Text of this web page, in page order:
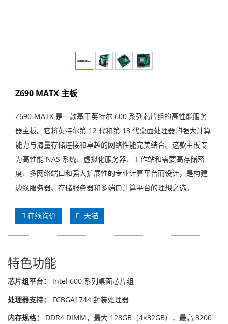
Z690 MATX 主板
Z690-MATX 是一款基于英特尔 600 系列芯片组的高性能服务
器主板。它将英特尔第 12 代和第 13 代桌面处理器的强大计算
能力与海量存储连接和卓越的网络性能完美结合。这款主板专
为高性能 NAS 系统、虚拟化服务器、工作站和需要高存储密
度、多网络端口和强大扩展性的专业计算平台而设计，是构建
边缘服务器、存储服务器和多端口计算平台的理想之选。
在线询价 天猫
特色功能
芯片组平台：
Intel 600 系列桌面芯片组
处理器支持：
FCBGA1744 封装处理器
内存规格：
DDR4 DIMM，最大 128GB（4×32GB），最高 3200